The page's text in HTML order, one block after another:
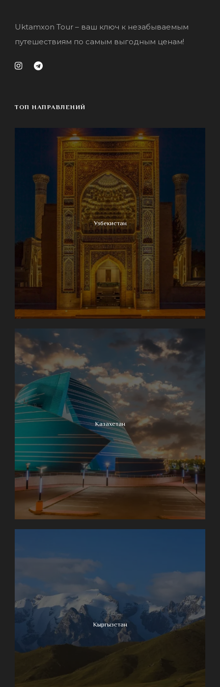
Uktamxon Tour – ваш ключ к незабываемым
путешествиям по самым выгодным ценам!
ТОП НАПРАВЛЕНИЙ
Узбекистан
Казахстан
Кыргызстан